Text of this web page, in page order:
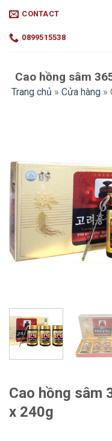
content
CONTACT
0899515538
Cao hồng sâm
Trang chủ » Cửa hàng»
Cao hồng sâm
x 240g